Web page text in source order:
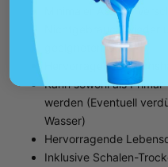
Minimaler Abfall -
Nichtgebrauch wieder
geeigneten Ort.
Hervorragende
Kann sowohl als
werden (Eventuell
Wasser)
Hervorragende
Inklusive Schalen-